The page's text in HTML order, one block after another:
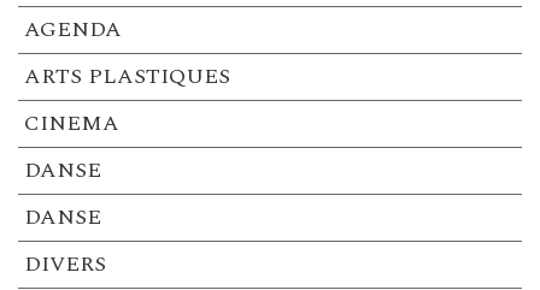
AGENDA
ARTS PLASTIQUES
CINEMA
DANSE
DANSE
DIVERS